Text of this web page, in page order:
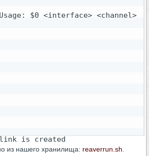
is created
из нашего хранилища: reaverrun.sh